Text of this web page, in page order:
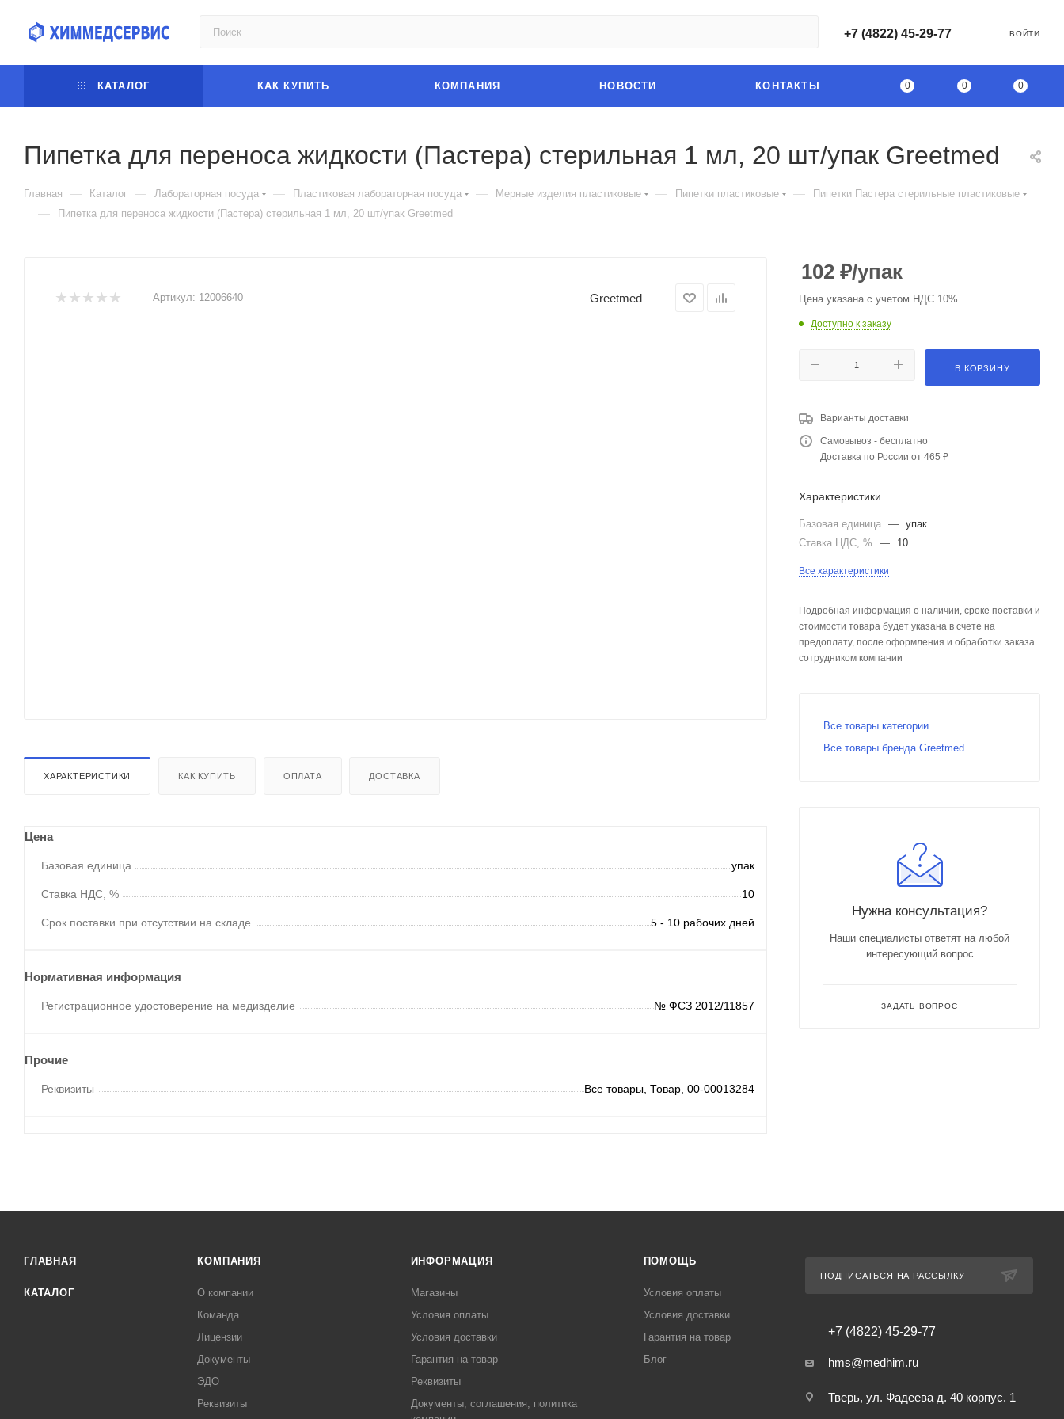
+7 (4822) 45-29-77 ВОЙТИ
0 0 0
КАТАЛОГ КАК КУПИТЬ КОМПАНИЯ НОВОСТИ КОНТАКТЫ
Пипетка для переноса жидкости (Пастера) стерильная 1 мл, 20 шт/упак Greetmed
Главная — Каталог — Лабораторная посуда — Пластиковая лабораторная посуда — Мерные изделия пластиковые — Пипетки пластиковые — Пипетки Пастера стерильные пластиковые
— Пипетка для переноса жидкости (Пастера) стерильная 1 мл, 20 шт/упак Greetmed
Артикул: 12006640 Greetmed
ХАРАКТЕРИСТИКИ КАК КУПИТЬ ОПЛАТА ДОСТАВКА
Цена
Базовая единица упак
Ставка НДС, % 10
Срок поставки при отсутствии на складе 5 - 10 рабочих дней
Нормативная информация
Регистрационное удостоверение на медизделие № ФСЗ 2012/11857
Прочие
Реквизиты Все товары, Товар, 00-00013284
102 ₽/упак
Цена указана с учетом НДС 10%
Доступно к заказу
В КОРЗИНУ
Варианты доставки
Самовывоз - бесплатно
Доставка по России от 465 ₽
Характеристики
Базовая единица — упак
Ставка НДС, %
— 10
Все характеристики
Подробная информация о наличии, сроке поставки и
стоимости товара будет указана в счете на
предоплату, после оформления и обработки заказа
сотрудником компании
Все товары категории
Все товары бренда Greetmed
Нужна консультация?
Наши специалисты ответят на любой
интересующий вопрос
ЗАДАТЬ ВОПРОС
ГЛАВНАЯ
КАТАЛОГ
КОМПАНИЯ
О компании
Команда
Лицензии
Документы
ЭДО
Реквизиты
ИНФОРМАЦИЯ
Магазины
Условия оплаты
Условия доставки
Гарантия на товар
Реквизиты
Документы, соглашения, политика
ПОМОЩЬ
Условия оплаты
Условия доставки
Гарантия на товар
Блог
ПОДПИСАТЬСЯ НА РАССЫЛКУ
+7 (4822) 45-29-77
hms@medhim.ru
Тверь, ул. Фадеева д. 40 корпус. 1